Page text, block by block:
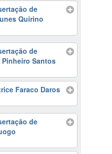
de
Quirino
de
Pinheiro Santos
Faraco Daros
de